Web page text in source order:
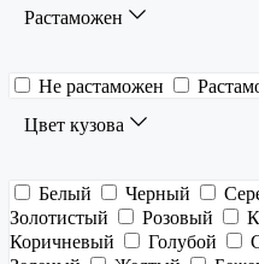
Растаможен
Не растаможен
Цвет кузова
Белый Черный
Золотистый
Розовый
Коричневый
Голубой